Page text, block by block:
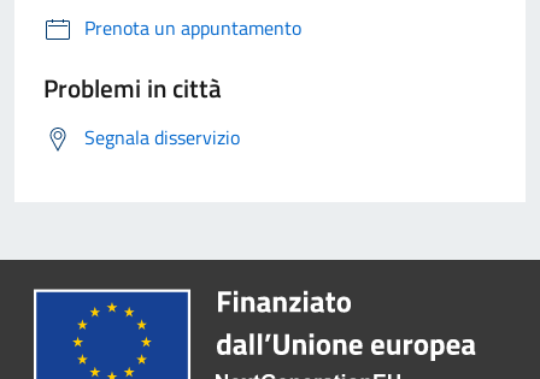
Prenota un appuntamento
Problemi in città
Segnala disservizio